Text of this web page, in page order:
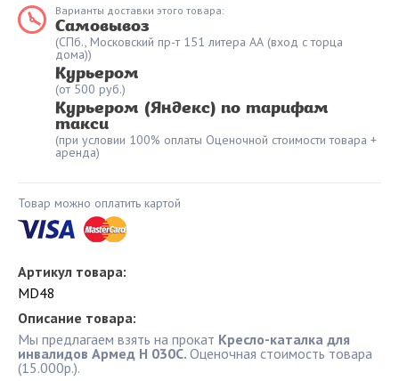
Варианты доставки этого товара:
Самовывоз
(СПб., Московский пр-т 151 литера АА (вход с торца
дома))
Курьером
(от 500 руб.)
Курьером (Яндекс) по тарифам
такси
(при условии 100% оплаты Оценочной стоимости товара +
аренда)
Товар можно оплатить картой
Артикул товара:
MD48
Описание товара:
Мы предлагаем взять на прокат Кресло-каталка для
инвалидов Армед H 030C. Оценочная стоимость товара
(15.000р.).